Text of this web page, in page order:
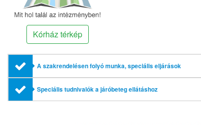
Kórház térkép
A szakrendelésen folyó munka, speciális eljárások
Speciális tudnivalók a járóbeteg ellátáshoz